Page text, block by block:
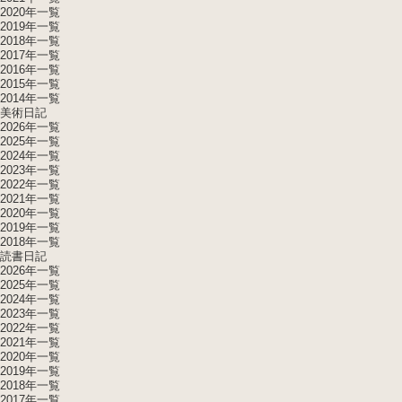
2020年一覧
2019年一覧
2018年一覧
2017年一覧
2016年一覧
2015年一覧
2014年一覧
美術日記
2026年一覧
2025年一覧
2024年一覧
2023年一覧
2022年一覧
2021年一覧
2020年一覧
2019年一覧
2018年一覧
読書日記
2026年一覧
2025年一覧
2024年一覧
2023年一覧
2022年一覧
2021年一覧
2020年一覧
2019年一覧
2018年一覧